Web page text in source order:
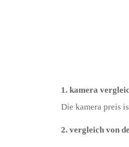
1. kamera
Die kamera preis
2. vergleich von